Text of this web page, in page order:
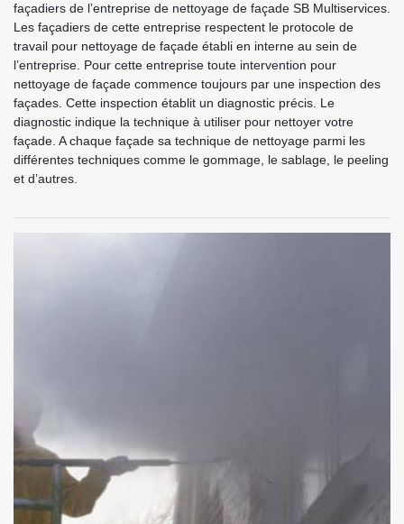
façadiers de l’entreprise de nettoyage de façade SB Multiservices.
Les façadiers de cette entreprise respectent le protocole de
travail pour nettoyage de façade établi en interne au sein de
l’entreprise. Pour cette entreprise toute intervention pour
nettoyage de façade commence toujours par une inspection des
façades. Cette inspection établit un diagnostic précis. Le
diagnostic indique la technique à utiliser pour nettoyer votre
façade. A chaque façade sa technique de nettoyage parmi les
différentes techniques comme le gommage, le sablage, le peeling
et d’autres.